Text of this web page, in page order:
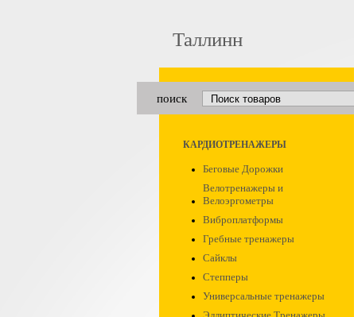
Таллинн
поиск
КАРДИОТРЕНАЖЕРЫ
Беговые Дорожки
Велотренажеры и
Велоэргометры
Виброплатформы
Гребные тренажеры
Сайклы
Степперы
Универсальные тренажеры